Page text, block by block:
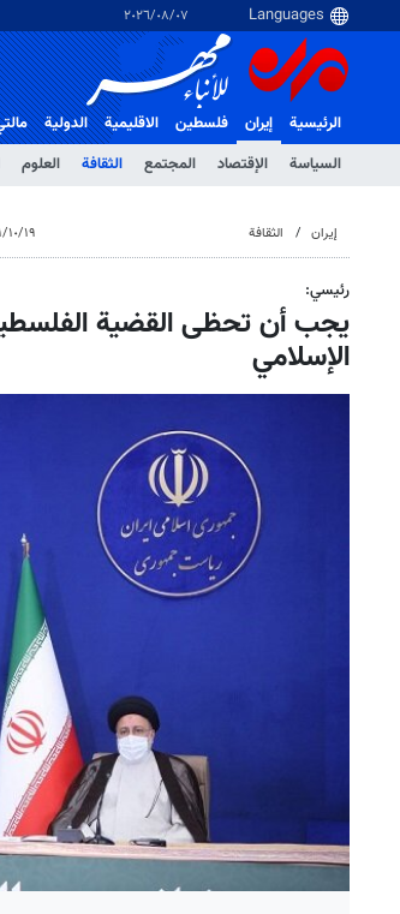
٠٧‏/٠٨‏/٢٠٢٦
الرئيسية
إيران
السياسة
الإقتصاد المجتمع الثقافة العلوم
فلسطین الاقلیمیة الدولية
إيران الثقافة ١٩‏/١٠‏/٢٠٢١، ١٠:٣٨ ص
رئيسي:
يجب أن تحظى القضية
الإسلامي